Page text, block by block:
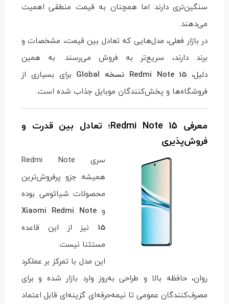
سنگین‌تری دارند اما همچنان به قیمت منطقی اهمیت
می‌دهند.
در بازار فعلی، مدل‌هایی که تعادل بین قیمت، مشخصات و
برند دارند، سریع‌تر به فروش می‌رسند. به همین
دلیل،
برای بسیاری از
فروشگاه‌ها و پخش‌کنندگان موبایل جذاب شده است.
معرفی Redmi Note 15؛ تعادل بین قدرت و
فروش‌پذیری
سری Redmi Note
همیشه جزو پرفروش‌ترین
محصولات شیائومی بوده
و Xiaomi Redmi Note
15 نیز از این قاعده
مستثنا نیست.
این مدل با تمرکز بر عملکرد
روان، حافظه بالا و طراحی به‌روز وارد بازار شده و برای
مصرف‌کنندگان عمومی تا نیمه‌حرفه‌ای گزینه‌ای قابل اعتماد